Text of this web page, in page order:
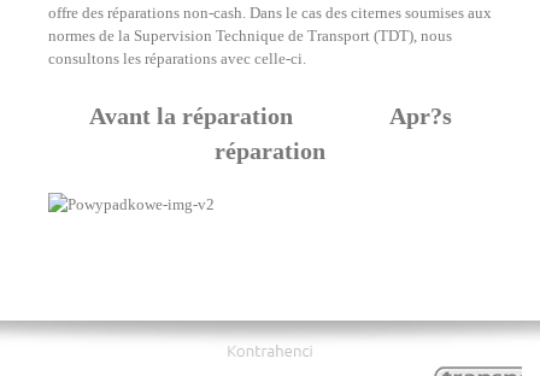
offre des réparations non-cash. Dans le cas des citernes soumises aux
normes de la Supervision Technique de Transport (TDT), nous
consultons les réparations avec celle-ci.
Avant la réparation
Apr?s
réparation